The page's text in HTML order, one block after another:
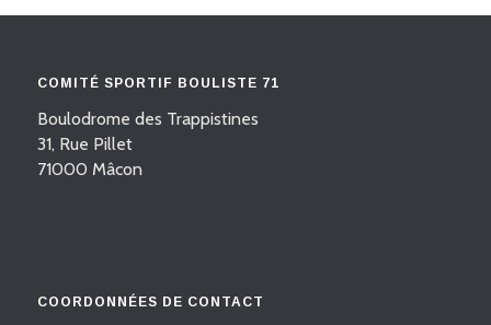
COMITÉ SPORTIF BOULISTE 71
Boulodrome des Trappistines
31, Rue Pillet
71000 Mâcon
COORDONNÉES DE CONTACT